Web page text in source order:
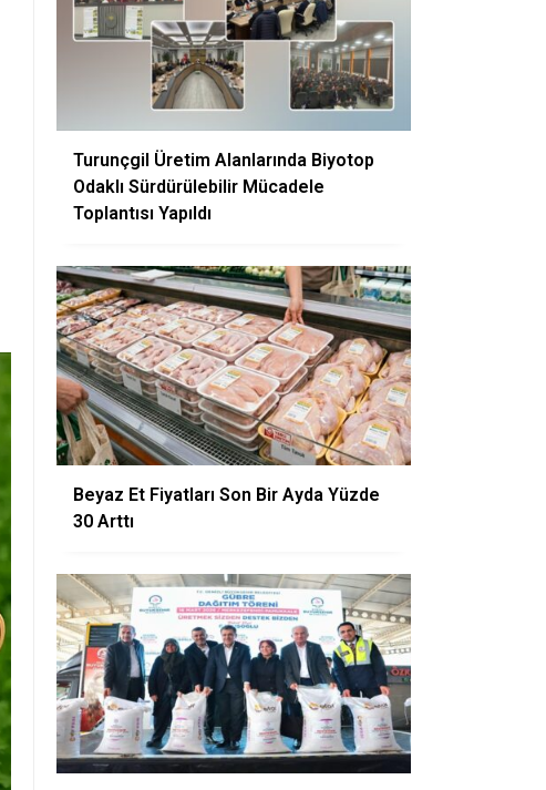
Turunçgil Üretim Alanlarında Biyotop
Odaklı Sürdürülebilir Mücadele
Toplantısı Yapıldı
Beyaz Et Fiyatları Son Bir Ayda Yüzde
30 Arttı